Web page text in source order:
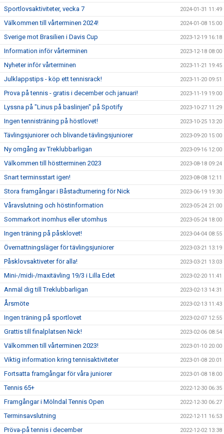
Sportlovsaktiviteter, vecka 7 2024-01-31 11:49
Välkommen till vårterminen 2024! 2024-01-08 15:00
Sverige mot Brasilien i Davis Cup 2023-12-19 16:18
Information inför vårterminen 2023-12-18 08:00
Nyheter inför vårterminen 2023-11-21 19:45
Julklappstips - köp ett tennisrack! 2023-11-20 09:51
Prova på tennis - gratis i december och januari! 2023-11-19 19:00
Lyssna på "Linus på baslinjen" på Spotify 2023-10-27 11:29
Ingen tennisträning på höstlovet! 2023-10-25 13:20
Tävlingsjuniorer och blivande tävlingsjuniorer 2023-09-20 15:00
Ny omgång av Treklubbarligan 2023-09-16 12:00
Välkommen till höstterminen 2023 2023-08-18 09:24
Snart terminsstart igen! 2023-08-08 12:11
Stora framgångar i Båstadturnering för Nick 2023-06-19 19:30
Våravslutning och höstinformation 2023-05-24 21:00
Sommarkort inomhus eller utomhus 2023-05-24 18:00
Ingen träning på påsklovet! 2023-04-04 08:55
Övernattningsläger för tävlingsjuniorer 2023-03-21 13:19
Påsklovsaktiveter för alla! 2023-03-21 13:03
Mini-/midi-/maxitävling 19/3 i Lilla Edet 2023-02-20 11:41
Anmäl dig till Treklubbarligan 2023-02-13 14:31
Årsmöte 2023-02-13 11:43
Ingen träning på sportlovet 2023-02-07 12:55
Grattis till finalplatsen Nick! 2023-02-06 08:54
Välkommen till vårterminen 2023! 2023-01-10 20:00
Viktig information kring tennisaktiviteter 2023-01-08 20:01
Fortsatta framgångar för våra juniorer 2023-01-08 18:00
Tennis 65+ 2022-12-30 06:35
Framgångar i Mölndal Tennis Open 2022-12-30 06:27
Terminsavslutning 2022-12-11 16:53
Pröva-på tennis i december 2022-12-02 13:38